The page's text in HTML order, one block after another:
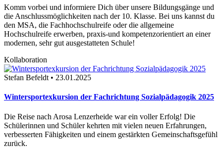
Komm vorbei und informiere Dich über unsere Bildungsgänge und
die Anschlussmöglichkeiten nach der 10. Klasse. Bei uns kannst du
den MSA, die Fachhochschulreife oder die allgemeine
Hochschulreife erwerben, praxis-und kompetenzorientiert an einer
modernen, sehr gut ausgestatteten Schule!
Kollaboration
Stefan Befeldt • 23.01.2025
Wintersportexkursion der Fachrichtung Sozialpädagogik 2025
Die Reise nach Arosa Lenzerheide war ein voller Erfolg! Die
Schülerinnen und Schüler kehrten mit vielen neuen Erfahrungen,
verbesserten Fähigkeiten und einem gestärkten Gemeinschaftsgefühl
zurück.